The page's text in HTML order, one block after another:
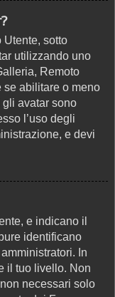
Utente, sotto
utilizzando uno
Remoto
se abilitare o meno
avatar sono
l’uso degli
e devi
e indicano il
identificano
In
il tuo livello. Non
necessari solo